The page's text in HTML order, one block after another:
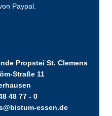
Paypal.
Propstei St. Clemens
Straße 11
48 77 - 0
essen.de